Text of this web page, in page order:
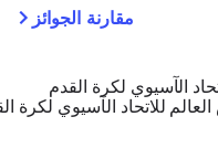
مقارنة الجوائز
الآسيوي لكرة القدم
للاتحاد الآسيوي لكرة